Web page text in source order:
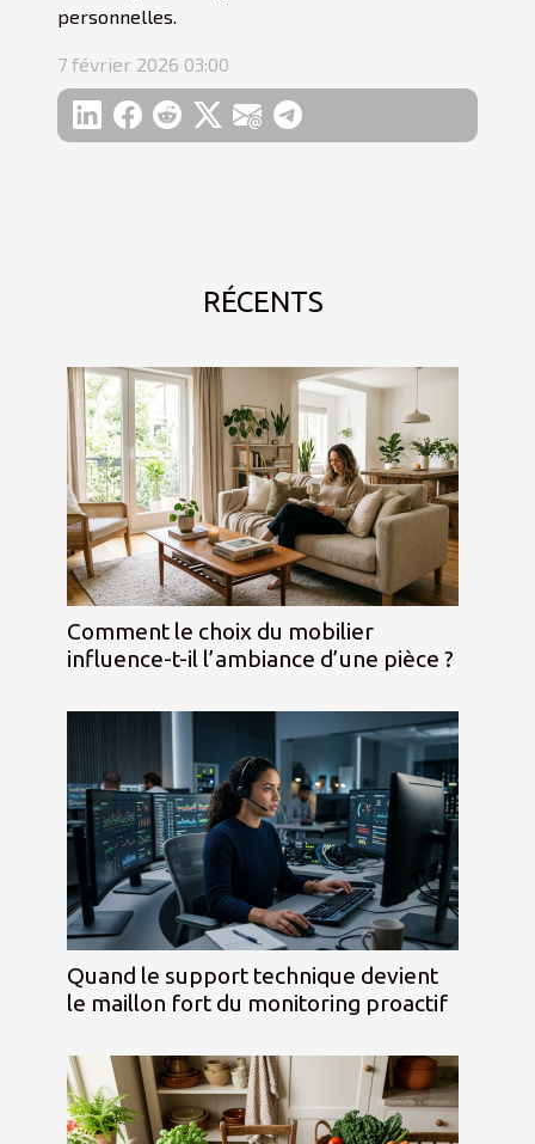
personnelles.
7 février 2026 03:00
RÉCENTS
Comment le choix du mobilier
influence-t-il l’ambiance d’une pièce ?
Quand le support technique devient
le maillon fort du monitoring proactif